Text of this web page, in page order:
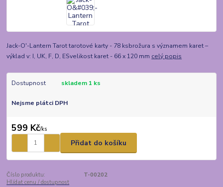
Jack-O'-Lantern Tarot tarotové karty - 78 ksbrožura s významem karet –
výklad v: I, UK, F, D, ESvelikost karet - 66 x 120 mm celý popis
Dostupnost skladem 1 ks
Nejsme plátci DPH
599 Kč/ks
Přidat do košíku
Číslo produktu:
T-00202
Hlídat cenu / dostupnost